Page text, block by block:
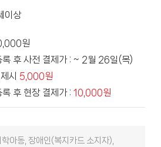
이상
원
록 후 사전 결제가 : ~ 2월 26일(목)
시 5,000원
후 현장 결제가 : 10,000원
아동, 장애인(복지카드 소지자),